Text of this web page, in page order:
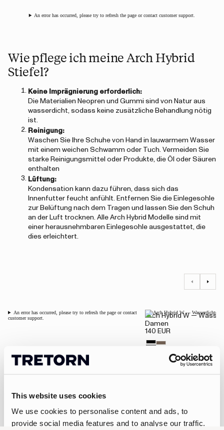
This website uses cookies
We use cookies to personalise content and ads, to
provide social media features and to analyse our traffic.
An error has occurred, please try to refresh the page or contact customer support.
Wie pflege ich meine Arch Hybrid
Stiefel?
Keine Imprägnierung erforderlich:
Die Materialien Neopren und Gummi sind von Natur aus
wasserdicht, sodass keine zusätzliche Behandlung nötig
ist.
Reinigung:
Waschen Sie Ihre Schuhe von Hand in lauwarmem Wasser
mit einem weichen Schwamm oder Tuch. Vermeiden Sie
starke Reinigungsmittel oder Produkte, die Öl oder Säuren
enthalten
Lüftung:
Kondensation kann dazu führen, dass sich das
Innenfutter feucht anfühlt. Entfernen Sie die Einlegesohle
zur Belüftung nach dem Tragen und lassen Sie den Schuh
an der Luft trocknen. Alle Arch Hybrid Modelle sind mit
einer herausnehmbaren Einlegesohle ausgestattet, die
dies erleichtert.
An error has occurred, please try to refresh the page or contact
customer support.
Arch Hybrid W —
Damen
140 EUR
Wir sind bestrebt, unsere Produkte kontinuierlich auf Basis Ihrer
Erfahrungen zu verbessern. Die überarbeiteten Arch Hybrid
Schuhe spiegeln unser Engagement wider, funktionale, stilvolle